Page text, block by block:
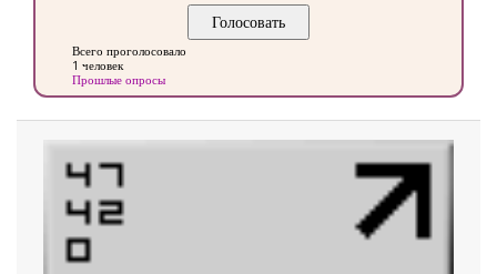
Всего проголосовало
1 человек
Прошлые опросы